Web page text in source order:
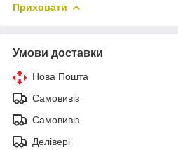
Приховати
Умови доставки
Нова Пошта
Самовивіз
Самовивіз
Делівері